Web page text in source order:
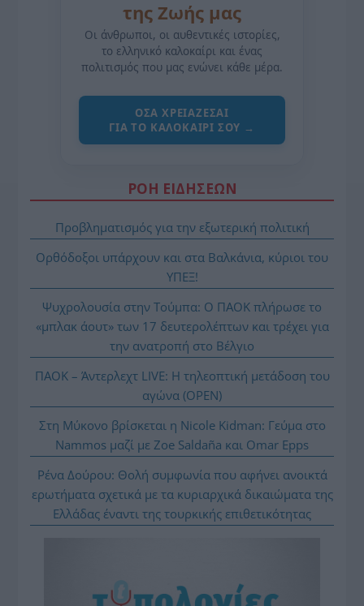
της Ζωής μας
Οι άνθρωποι, οι αυθεντικές ιστορίες,
το ελληνικό καλοκαίρι και ένας
πολιτισμός που μας ενώνει κάθε μέρα.
ΌΣΑ ΧΡΕΙΆΖΕΣΑΙ
ΓΙΑ ΤΟ ΚΑΛΟΚΑΊΡΙ ΣΟΥ →
ΡΟΗ ΕΙΔΗΣΕΩΝ
Προβληματισμός για την εξωτερική πολιτική
Ορθόδοξοι υπάρχουν και στα Βαλκάνια, κύριοι του
ΥΠΕΞ!
Ψυχρολουσία στην Τούμπα: Ο ΠΑΟΚ πλήρωσε το
«μπλακ άουτ» των 17 δευτερολέπτων και τρέχει για
την ανατροπή στο Βέλγιο
ΠΑΟΚ – Άντερλεχτ LIVE: Η τηλεοπτική μετάδοση του
αγώνα (OPEN)
Στη Μύκονο βρίσκεται η Nicole Kidman: Γεύμα στο
Nammos μαζί με Zoe Saldaña και Omar Epps
Ρένα Δούρου: Θολή συμφωνία που αφήνει ανοικτά
ερωτήματα σχετικά με τα κυριαρχικά δικαιώματα της
Ελλάδας έναντι της τουρκικής επιθετικότητας